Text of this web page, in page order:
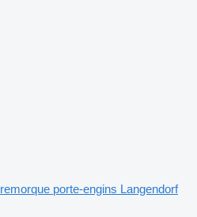
remorque porte-engins Langendorf